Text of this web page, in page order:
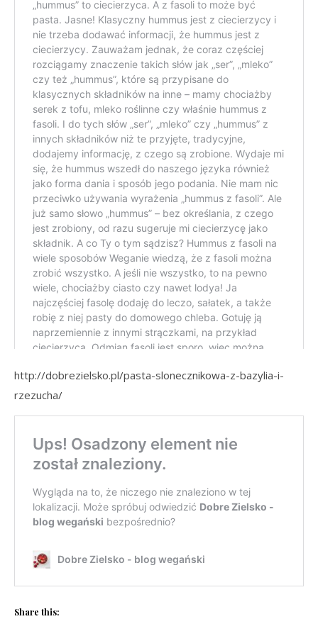
http://dobrezielsko.pl/pasta-slonecznikowa-z-bazylia-i-
rzezucha/
Share this: